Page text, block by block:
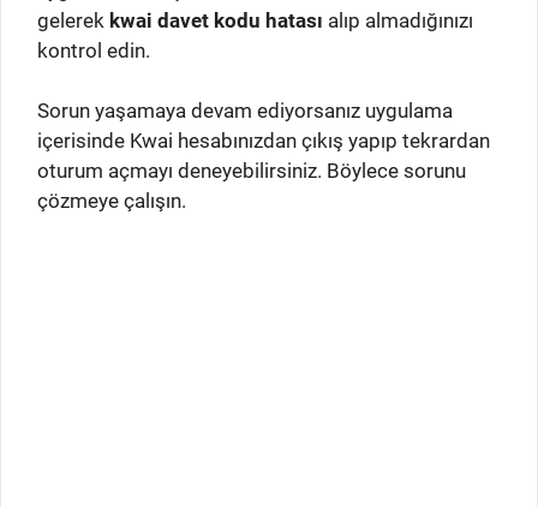
gelerek kwai davet kodu hatası alıp almadığınızı
kontrol edin.
Sorun yaşamaya devam ediyorsanız uygulama
içerisinde Kwai hesabınızdan çıkış yapıp tekrardan
oturum açmayı deneyebilirsiniz. Böylece sorunu
çözmeye çalışın.